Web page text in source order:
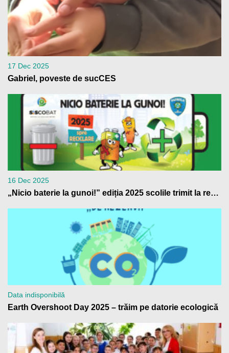
17 Dec 2025
Gabriel, poveste de sucCES
16 Dec 2025
„Nicio baterie la gunoi!” ediția 2025 scolile trimit la reciclare peste 4 tone de baterii uzate
Data indisponibilă
Earth Overshoot Day 2025 – trăim pe datorie ecologică